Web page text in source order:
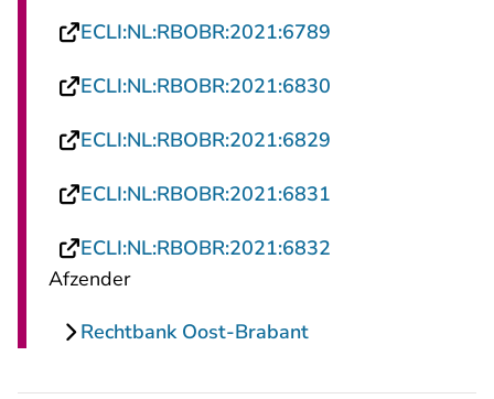
ECLI:NL:RBOBR:2021:6789
ECLI:NL:RBOBR:2021:6830
ECLI:NL:RBOBR:2021:6829
ECLI:NL:RBOBR:2021:6831
ECLI:NL:RBOBR:2021:6832
Afzender
Rechtbank Oost-Brabant